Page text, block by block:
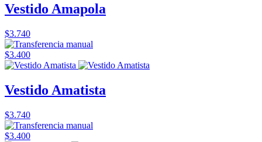
Vestido Amapola
$3.740
$3.400
Vestido Amatista
$3.740
$3.400